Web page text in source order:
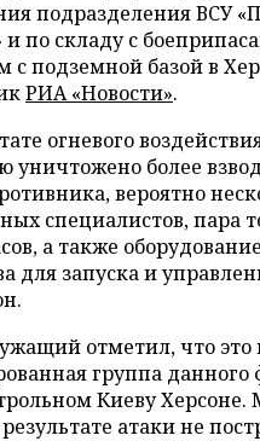
подразделения ВСУ
по складу с
с подземной базой в
РИА «Новости».
огневого
уничтожено более
вероятно
специалистов, пара
а также
для запуска и
отметил, что это
группа
Киеву
атаки не